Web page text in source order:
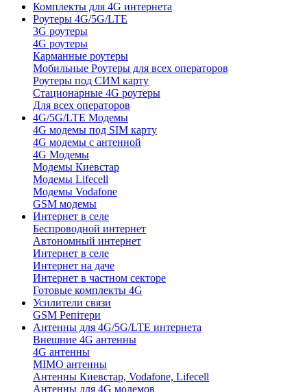
Комплекты для 4G интернета
Роутеры 4G/5G/LTE
3G роутеры
4G роутеры
Карманные роутеры
Мобильные Роутеры для всех операторов
Роутеры под СИМ карту
Стационарные 4G роутеры
Для всех операторов
4G/5G/LTE Модемы
4G модемы под SIM карту
4G модемы с антенной
4G Модемы
Модемы Киевстар
Модемы Lifecell
Модемы Vodafone
GSM модемы
Интернет в селе
Беспроводной интернет
Автономный интернет
Интернет в селе
Интернет на даче
Интернет в частном секторе
Готовые комплекты 4G
Усилители связи
GSM Репітери
Антенны для 4G/5G/LTE интернета
Внешние 4G антенны
4G антенны
MIMO антенны
Антенны Киевстар, Vodafone, Lifecell
Антенны для 4G модемов